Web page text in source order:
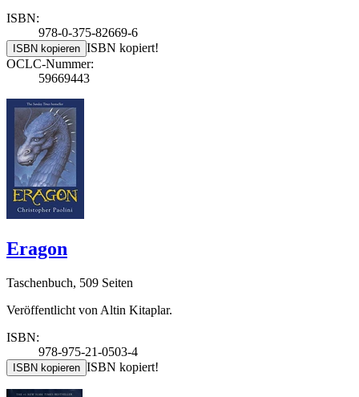
ISBN:
978-0-375-82669-6
ISBN kopieren ISBN kopiert!
OCLC-Nummer:
59669443
Eragon
Taschenbuch, 509 Seiten
Veröffentlicht von Altin Kitaplar.
ISBN:
978-975-21-0503-4
ISBN kopieren ISBN kopiert!